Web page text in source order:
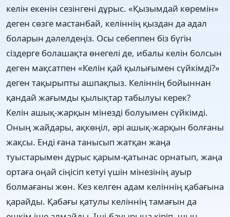
келін екенін сезінгені дұрыс. «Қызымдай көремін»
деген сөзге мастанбай, келіннің қыздан да адал
боларын дәлелдеңіз. Осы себеппен біз бүгін
cіздерге болашақта өнегелі де, ибалы келін болсын
деген мақсатпен «Келін қай қылығымен сүйкімді?»
деген тақырыпты ашпақпыз. Келіннің бойыннан
қандай жағымды қылықтар табылуы керек?
Келін ашық-жарқын мінезді болуымен сүйкімді.
Оның жайдары, ақкөңіл, әрі ашық-жарқын болғаны
жақсы. Енді ғана танысып жатқан жаңа
туыстарымен дұрыс қарым-қатынас орнатып, жаңа
ортаға оңай сіңісіп кетуі үшін мінезінің ауыр
болмағаны жөн. Кез келген адам келіннің қабағына
қарайды. Қабағы қатулы келіннің тамағын да